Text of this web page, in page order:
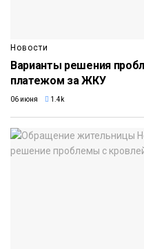
Новости
Варианты решения
платежом за ЖКУ
06 июня 1.4k